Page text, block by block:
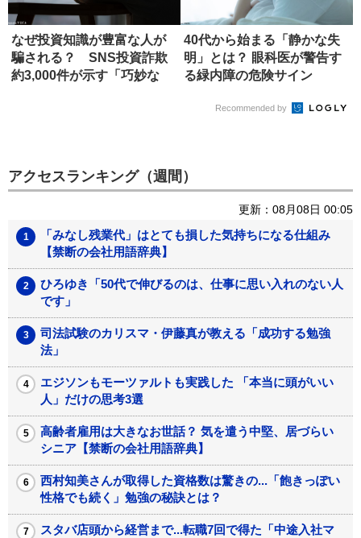
なぜ投資知識が豊富な人が
騙される？ SNS投資詐欺
約3,000件が示す「巧妙な
40代から始まる「静かな失
明」とは？ 眼科医が警告す
る緑内障の危険サイン
Recommended by
アクセスランキング（週間）
更新：08月08日 00:05
「みなし残業代」はとても損した気持ちになる仕組み
【禁断の会社用語辞典】
ひろゆき「50代で伸びるのは、仕事に思い入れのない人
です」
司法試験のカリスマ・伊藤真が教える「成功する勉強
法」
エジソンもモーツァルトも実践した 「本当に頭がいい
人」だけの思考3選
高齢者雇用は大きなお世話？ 気を遣う中堅、居づらい
シニア【禁断の会社用語辞典】
西村知美さんが取得した資格数は驚きの...「飽きっぽい
性格でも続く」勉強の秘訣とは？
スタバ店頭から経営まで...転職7回で得た「中途入社マ